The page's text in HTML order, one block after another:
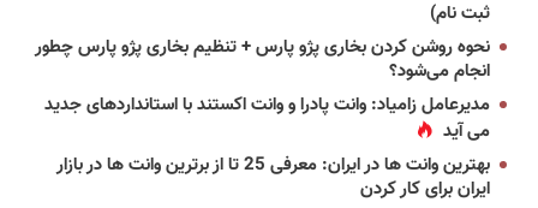
ثبت نام)
نحوه روشن کردن بخاری پژو پارس + تنظیم بخاری پژو پارس چطور
انجام می‌شود؟
مدیرعامل زامیاد: وانت پادرا و وانت اکستند با استانداردهای جدید
می آید
بهترین وانت ها در ایران: معرفی 25 تا از برترین وانت ها در بازار
ایران برای کار کردن